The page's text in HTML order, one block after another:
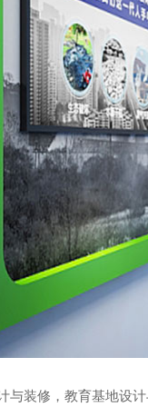
与装修，教育基地设